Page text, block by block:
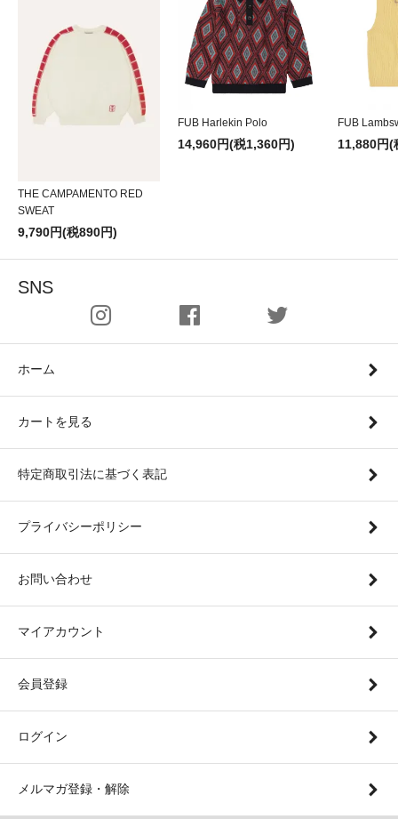
THE CAMPAMENTO RED
SWEAT
9,790円(税890円)
FUB Harlekin Polo
14,960円(税1,360円)
FUB
11,880円(
SNS
ホーム
カートを見る
特定商取引法に基づく表記
プライバシーポリシー
お問い合わせ
マイアカウント
会員登録
ログイン
メルマガ登録・解除